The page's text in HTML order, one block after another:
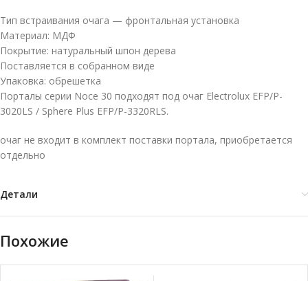
Тип встраивания очага — фронтальная установка
Материал: МДФ
Покрытие: натуральный шпон дерева
Поставляется в собранном виде
Упаковка: обрешетка
Порталы серии Noce 30 подходят под очаг Electrolux EFP/P-
3020LS / Sphere Plus EFP/P-3320RLS.
очаг не входит в комплект поставки портала, приобретается
отдельно
Детали
Похожие